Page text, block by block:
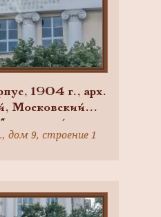
1904 г., арх.
Московский
университет им.
дом 9, строение 1